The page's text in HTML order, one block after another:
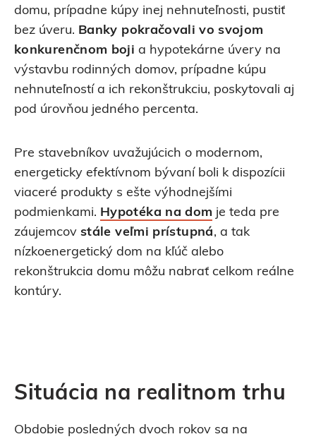
domu, prípadne kúpy inej nehnuteľnosti, pustiť
bez úveru. Banky pokračovali vo svojom
konkurenčnom boji a hypotekárne úvery na
výstavbu rodinných domov, prípadne kúpu
nehnuteľností a ich rekonštrukciu, poskytovali aj
pod úrovňou jedného percenta.
Pre stavebníkov uvažujúcich o modernom,
energeticky efektívnom bývaní boli k dispozícii
viaceré produkty s ešte výhodnejšími
podmienkami. Hypotéka na dom je teda pre
záujemcov stále veľmi prístupná, a tak
nízkoenergetický dom na kľúč alebo
rekonštrukcia domu môžu nabrať celkom reálne
kontúry.
Situácia na realitnom trhu
Obdobie posledných dvoch rokov sa na